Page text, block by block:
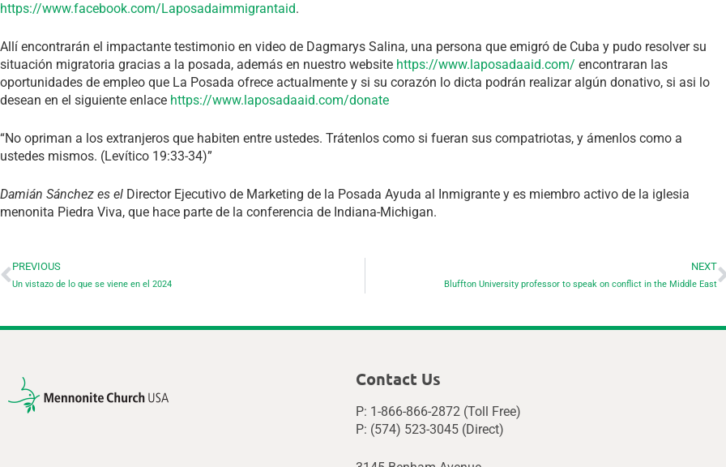
https://www.facebook.com/Laposadaimmigrantaid.
Allí encontrarán el impactante testimonio en video de Dagmarys Salina, una persona que emigró de Cuba y pudo resolver su
situación migratoria gracias a la posada, además en nuestro website https://www.laposadaaid.com/ encontraran las
oportunidades de empleo que La Posada ofrece actualmente y si su corazón lo dicta podrán realizar algún donativo, si asi lo
desean en el siguiente enlace https://www.laposadaaid.com/donate
“No opriman a los extranjeros que habiten entre ustedes. Trátenlos como si fueran sus compatriotas, y ámenlos como a
ustedes mismos. (Levítico 19:33-34)”
Damián Sánchez es el Director Ejecutivo de Marketing de la Posada Ayuda al Inmigrante y es miembro activo de la iglesia
menonita Piedra Viva, que hace parte de la conferencia de Indiana-Michigan.
PREVIOUS
Un vistazo de lo que se viene en el 2024
NEXT
Bluffton University professor to speak on conflict in the Middle East
Contact Us
P: 1-866-866-2872 (Toll Free)
P: (574) 523-3045 (Direct)